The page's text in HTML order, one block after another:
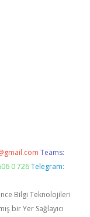
Teams:
0 726 Telegram:
Bilgi Teknolojileri
bir Yer Sağlayıcı